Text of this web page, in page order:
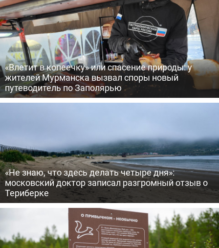
«Влетит в копеечку» или спасение природы: у
жителей Мурманска вызвал споры новый
путеводитель по Заполярью
«Не знаю, что здесь делать четыре дня»:
московский доктор записал разгромный отзыв о
Териберке